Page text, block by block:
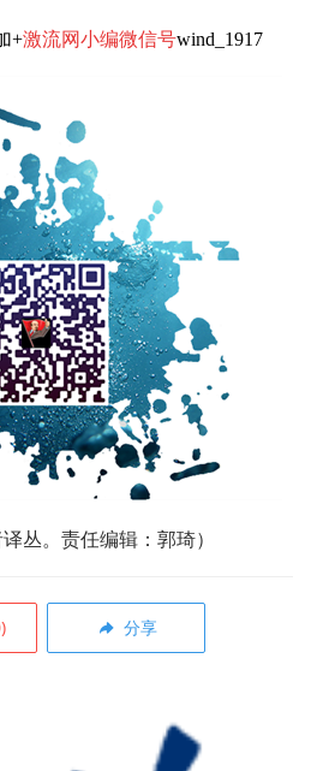
+激流网小编微信号wind_1917
丛。责任编辑：郭琦）
) 分享